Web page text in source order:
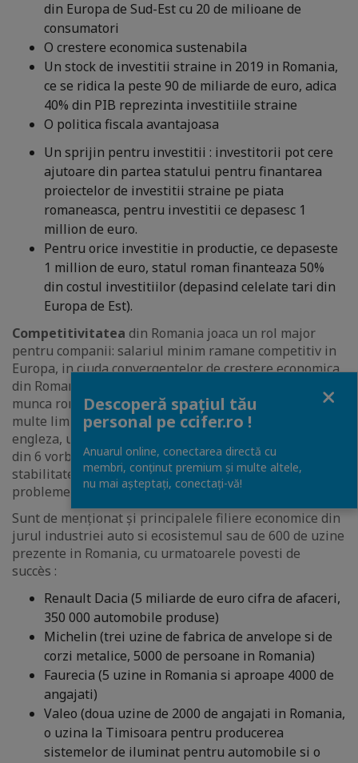
din Europa de Sud-Est cu 20 de milioane de
consumatori
O crestere economica sustenabila
Un stock de investitii straine in 2019 in Romania,
ce se ridica la peste 90 de miliarde de euro, adica
40% din PIB reprezinta investitiile straine
O politica fiscala avantajoasa
Un sprijin pentru investitii : investitorii pot cere
ajutoare din partea statului pentru finantarea
proiectelor de investitii straine pe piata
romaneasca, pentru investitii ce depasesc 1
million de euro.
Pentru orice investitie in productie, ce depaseste
1 million de euro, statul roman finanteaza 50%
din costul investitiilor (depasind celelate tari din
Europa de Est).
Competitivitatea din Romania joaca un rol major
pentru companii: salariul minim ramane competitiv in
Europa, in ciuda convergentelor de crestere economica
din Romania cu restul economiilor europene. Forta de
munca romaneasca este bine instruita, vorbeste mai
multe limbi straine (aproape toti studentii vorbesc
engleza, un student din 4 vorbeste franceza, 1 student
din 6 vorbeste spaniola). Fara a lasa la o parte
stabilitatea cursului de schimb si al inflatiei, in ciuda
problemelor economice.
Sunt de menționat și principalele filiere economice din
jurul industriei auto si ecosistemul sau de 600 de uzine
prezente in Romania, cu urmatoarele povesti de
succès :
Renault Dacia (5 miliarde de euro cifra de afaceri,
350 000 automobile produse)
Michelin (trei uzine de fabrica de anvelope si de
corzi metalice, 5000 de persoane in Romania)
Faurecia (5 uzine in Romania si aproape 4000 de
angajati)
Valeo (doua uzine de 2000 de angajati in Romania,
o uzina la Timisoara pentru producerea
sistemelor de iluminat pentru automobile si o
Descoperă spațiul tău
personal pe ccifer.ro !
Anuarul online, conectarea directă cu
membri, conținut premium și multe altele,
nu mai așteptați, conectaţi-vă!